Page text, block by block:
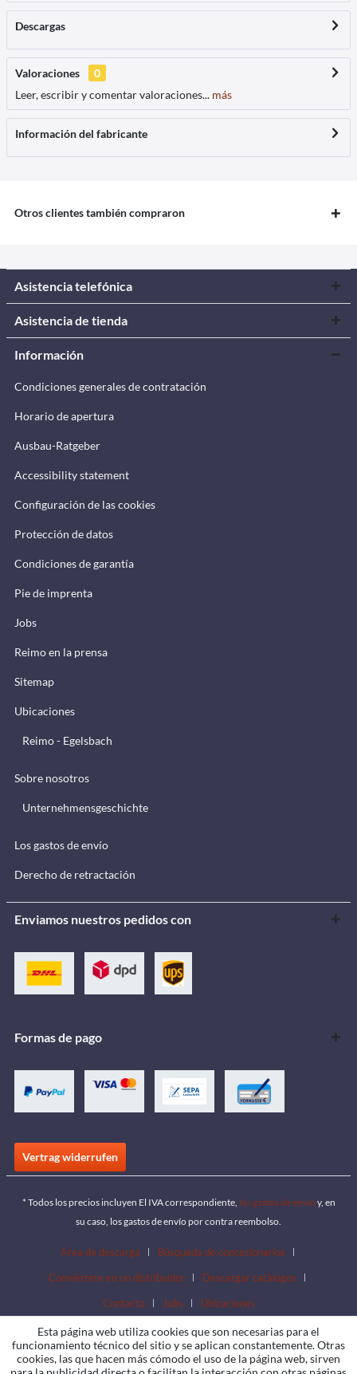
Descargas
Valoraciones
0
Leer, escribir y comentar valoraciones... más
Información del fabricante
Otros clientes también compraron
Asistencia telefónica
Asistencia de tienda
Información
Condiciones generales de contratación
Horario de apertura
Ausbau-Ratgeber
Accessibility statement
Configuración de las cookies
Protección de datos
Condiciones de garantía
Pie de imprenta
Jobs
Reimo en la prensa
Sitemap
Ubicaciones
Reimo - Egelsbach
Sobre nosotros
Unternehmensgeschichte
Los gastos de envío
Derecho de retractación
Enviamos nuestros pedidos con
Formas de pago
Vertrag widerrufen
* Todos los precios incluyen El IVA correspondiente, los gastos de envío y, en
su caso, los gastos de envío por contra reembolso.
Área de descarga
Búsqueda de concesionarios
Conviértete en un distribuidor
Descargar catálogos
Contacto
Jobs Ubicaciones
Esta página web utiliza cookies que son necesarias para el
funcionamiento técnico del sitio y se aplican constantemente. Otras
cookies, las que hacen más cómodo el uso de la página web, sirven